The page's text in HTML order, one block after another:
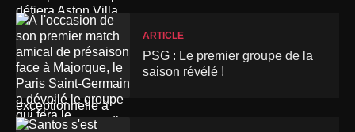
ARTICLE
PSG : Le premier groupe de la
saison révélé !